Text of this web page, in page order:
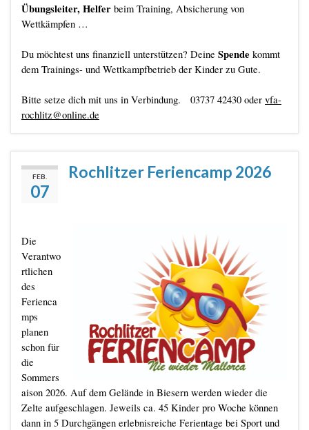
Übungsleiter, Helfer beim Training, Absicherung von
Wettkämpfen …
Du möchtest uns finanziell unterstützen? Deine Spende kommt
dem Trainings- und Wettkampfbetrieb der Kinder zu Gute.
Bitte setze dich mit uns in Verbindung. 03737 42430 oder vfa-
rochlitz@online.de
FEB.
07
Rochlitzer Feriencamp 2026
Die
Verantwo
rtlichen
des
Ferienca
mps
planen
schon für
die
Sommers
aison 2026. Auf dem Gelände in Biesern werden wieder die
Zelte aufgeschlagen. Jeweils ca. 45 Kinder pro Woche können
dann in 5 Durchgängen erlebnisreiche Ferientage bei Sport und